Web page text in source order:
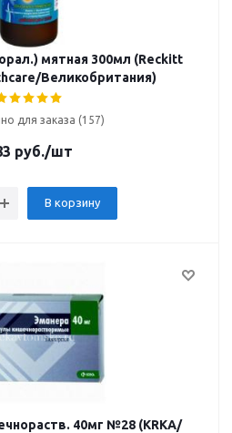
мятная 300мл (Reckitt
Великобритания)
для заказа (157)
руб./шт
В корзину
40мг №28 (KRKA/